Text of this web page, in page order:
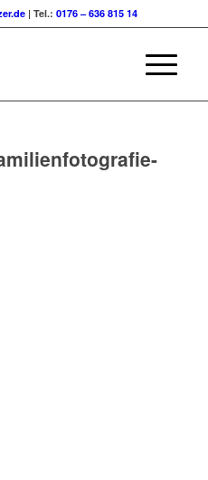
| Tel.:0176 – 636 815 14